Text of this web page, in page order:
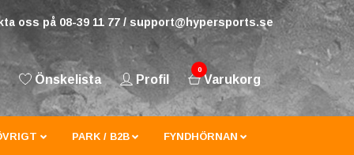
oss på 08-39 11 77 / support@hypersports.se
Önskelista Profil
0
Varukorg
PARK / B2B FYNDHÖRNAN